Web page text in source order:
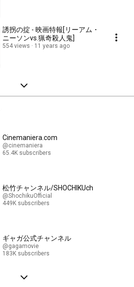
誘拐の掟 - 映画特報[リーアム・
ニーソンvs.猟奇殺人鬼]
554 views 11 years ago
Cinemaniera.com
@cinemaniera
65.4K subscribers
松竹チャンネル/SHOCHIKUch
@ShochikuOfficial
449K subscribers
ギャガ公式チャンネル
@gagamovie
183K subscribers